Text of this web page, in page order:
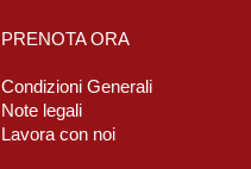
PRENOTA ORA
Condizioni Generali
Note legali
Lavora con noi